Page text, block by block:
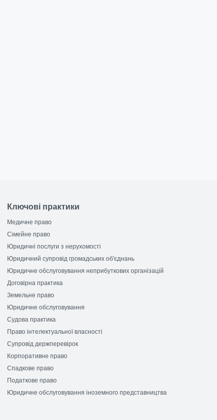
Ключові практики
Медичне право
Сімейне право
Юридичні послуги з нерухомості
Юридичний супровід громадських об'єднань
Юридичне обслуговування неприбуткових організацій
Договірна практика
Земельне право
Юридичне обслуговування
Судова практика
Право інтелектуальної власності
Супровід держперевірок
Корпоративне право
Спадкове право
Податкове право
Юридичне обслуговування іноземного представництва